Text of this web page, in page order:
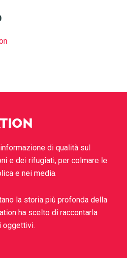
di qualità sul
e dei rifugiati, per colmare le
e nei media.
la storia più profonda della
ha scelto di raccontarla
oggettivi.